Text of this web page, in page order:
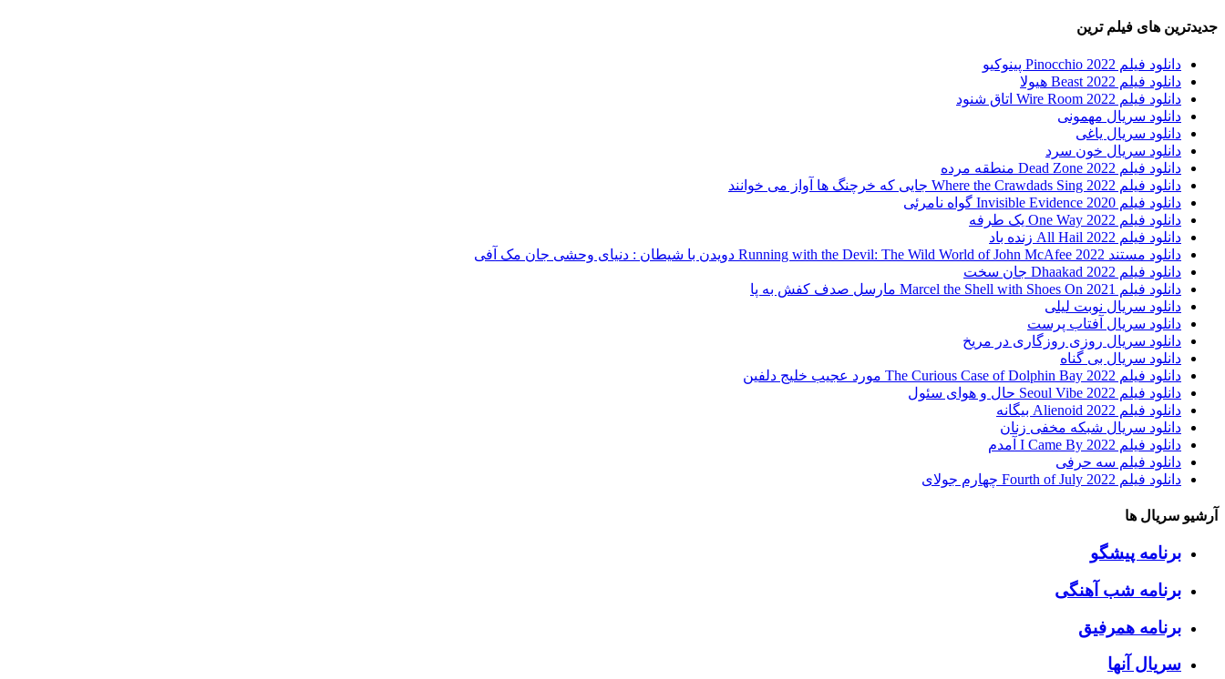
جدیدترین های فیلم ترین
دانلود فیلم Pinocchio 2022 پینوکیو
دانلود فیلم Beast 2022 هیولا
دانلود فیلم Wire Room 2022 اتاق شنود
دانلود سریال مهمونی
دانلود سریال یاغی
دانلود سریال خون سرد
دانلود فیلم 2022 Dead Zone منطقه مرده
دانلود فیلم Where the Crawdads Sing 2022 جایی که خرچنگ ها آواز می خوانند
دانلود فیلم 2020 Invisible Evidence گواه نامرئی
دانلود فیلم One Way 2022 یک طرفه
دانلود فیلم All Hail 2022 زنده باد
دانلود مستند Running with the Devil: The Wild World of John McAfee 2022 دویدن با شیطان : دنیای وحشی جان مک آفی
دانلود فیلم Dhaakad 2022 جان سخت
دانلود فیلم Marcel the Shell with Shoes On 2021 مارسل صدف کفش به پا
دانلود سریال نوبت لیلی
دانلود سریال آفتاب پرست
دانلود سریال روزی روزگاری در مریخ
دانلود سریال بی گناه
دانلود فیلم The Curious Case of Dolphin Bay 2022 مورد عجیب خلیج دلفین
دانلود فیلم Seoul Vibe 2022 حال و هوای سئول
دانلود فیلم Alienoid 2022 بیگانه
دانلود سریال شبکه مخفی زنان
دانلود فیلم I Came By 2022 آمدم
دانلود فیلم سه حرفی
دانلود فیلم Fourth of July 2022 چهارم جولای
آرشیو سریال ها
برنامه پیشگو
برنامه شب آهنگی
برنامه همرفیق
سریال آنها